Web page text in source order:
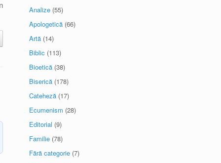
Analize (55)
Apologetică (66)
Artă (14)
Biblic (113)
Bioetică (38)
Biserică (178)
Cateheză (17)
Ecumenism (28)
Editorial (9)
Familie (78)
Fără categorie (7)